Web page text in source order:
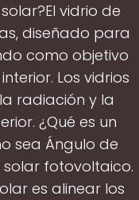
vidrio de
diseñado para
como objetivo
Los vidrios
radiación y la
¿Qué es un
sea Ángulo de
fotovoltaico.
es alinear los